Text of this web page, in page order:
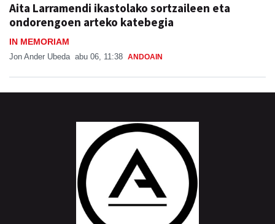
Aita Larramendi ikastolako sortzaileen eta
ondorengoen arteko katebegia
IN MEMORIAM
Jon Ander Ubeda abu 06, 11:38 ANDOAIN